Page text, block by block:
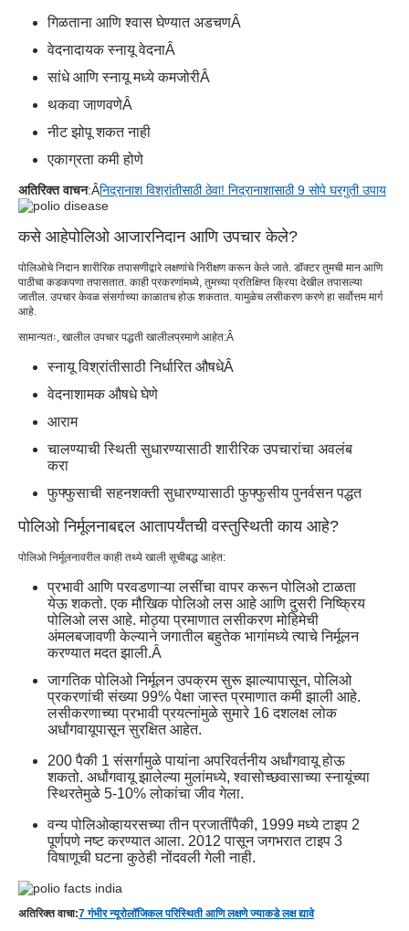
गिळताना आणि श्वास घेण्यात अडचणÂ
वेदनादायक स्नायू वेदनाÂ
सांधे आणि स्नायू मध्ये कमजोरीÂ
थकवा जाणवणेÂ
नीट झोपू शकत नाही
एकाग्रता कमी होणे
अतिरिक्त वाचन:Âनिद्रानाश विश्रांतीसाठी ठेवा! निद्रानाशासाठी 9 सोपे घरगुती उपाय
कसे आहेपोलिओ आजारनिदान आणि उपचार केले?
पोलिओचे निदान शारीरिक तपासणीद्वारे लक्षणांचे निरीक्षण करून केले जाते. डॉक्टर तुमची मान आणि
पाठीचा कडकपणा तपासतात. काही प्रकरणांमध्ये, तुमच्या प्रतिक्षिप्त क्रिया देखील तपासल्या
जातील. उपचार केवळ संसर्गाच्या काळातच होऊ शकतात. यामुळेच लसीकरण करणे हा सर्वोत्तम मार्ग
आहे.
सामान्यतः, खालील उपचार पद्धती खालीलप्रमाणे आहेत:Â
स्नायू विश्रांतीसाठी निर्धारित औषधेÂ
वेदनाशामक औषधे घेणे
आराम
चालण्याची स्थिती सुधारण्यासाठी शारीरिक उपचारांचा अवलंब
करा
फुफ्फुसाची सहनशक्ती सुधारण्यासाठी फुफ्फुसीय पुनर्वसन पद्धत
पोलिओ निर्मूलनाबद्दल आतापर्यंतची वस्तुस्थिती काय आहे?
पोलिओ निर्मूलनावरील काही तथ्ये खाली सूचीबद्ध आहेत:
प्रभावी आणि परवडणाऱ्या लसींचा वापर करून पोलिओ टाळता
येऊ शकतो. एक मौखिक पोलिओ लस आहे आणि दुसरी निष्क्रिय
पोलिओ लस आहे. मोठ्या प्रमाणात लसीकरण मोहिमेची
अंमलबजावणी केल्याने जगातील बहुतेक भागांमध्ये त्याचे निर्मूलन
करण्यात मदत झाली.Â
जागतिक पोलिओ निर्मूलन उपक्रम सुरू झाल्यापासून, पोलिओ
प्रकरणांची संख्या 99% पेक्षा जास्त प्रमाणात कमी झाली आहे.
लसीकरणाच्या प्रभावी प्रयत्नांमुळे सुमारे 16 दशलक्ष लोक
अर्धांगवायूपासून सुरक्षित आहेत.
200 पैकी 1 संसर्गामुळे पायांना अपरिवर्तनीय अर्धांगवायू होऊ
शकतो. अर्धांगवायू झालेल्या मुलांमध्ये, श्वासोच्छवासाच्या स्नायूंच्या
स्थिरतेमुळे 5-10% लोकांचा जीव गेला.
वन्य पोलिओव्हायरसच्या तीन प्रजातींपैकी, 1999 मध्ये टाइप 2
पूर्णपणे नष्ट करण्यात आला. 2012 पासून जगभरात टाइप 3
विषाणूची घटना कुठेही नोंदवली गेली नाही.
अतिरिक्त वाचा:7 गंभीर न्यूरोलॉजिकल परिस्थिती आणि लक्षणे ज्याकडे लक्ष द्यावे